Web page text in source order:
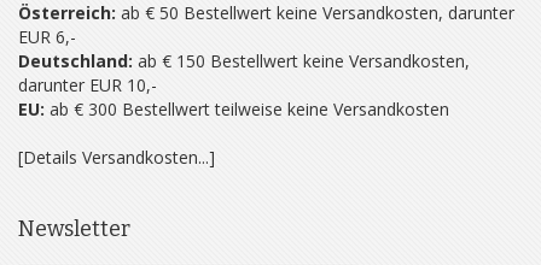
Österreich: ab € 50 Bestellwert keine Versandkosten, darunter
EUR 6,-
Deutschland: ab € 150 Bestellwert keine Versandkosten,
darunter EUR 10,-
EU: ab € 300 Bestellwert teilweise keine Versandkosten
[Details Versandkosten...]
Newsletter